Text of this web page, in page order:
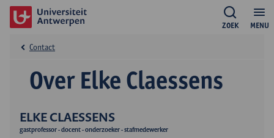
MENU
ZOEK
ELKE CLAESSENS
gastprofessor - docent - onderzoeker - stafmedewerker
Over Elke Claessens
Contact